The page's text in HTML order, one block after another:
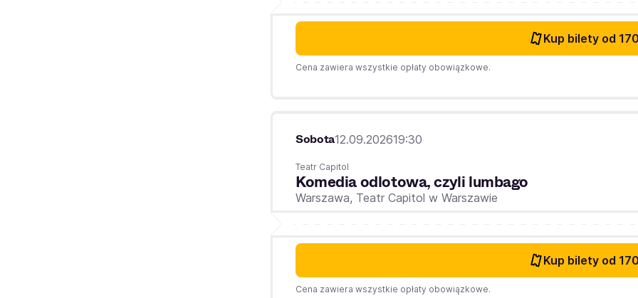
Kup bilety od
Cena zawiera wszystkie opłaty obowiązkowe.
Sobota12.09.202619:30
Teatr Capitol
Komedia odlotowa, czyli lumbago
Warszawa, Teatr Capitol w Warszawie
Kup bilety od
Cena zawiera wszystkie opłaty obowiązkowe.